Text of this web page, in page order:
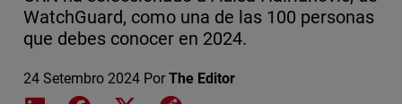
WatchGuard, como una de las 100 personas
que debes conocer en 2024.
24 Setembro 2024 Por The Editor